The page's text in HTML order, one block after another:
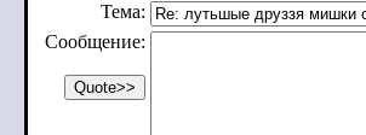
Тема:
Сообщение: